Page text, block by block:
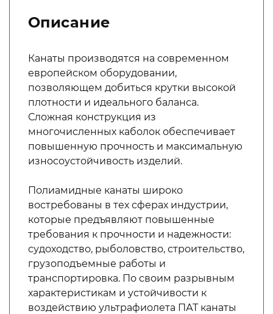
Описание
Канаты производятся на современном
европейском оборудовании,
позволяющем добиться крутки высокой
плотности и идеального баланса.
Сложная конструкция из
многочисленных каболок обеспечивает
повышенную прочность и максимальную
износоустойчивость изделий.
Полиамидные канаты широко
востребованы в тех сферах индустрии,
которые предъявляют повышенные
требования к прочности и надежности:
судоходство, рыболовство, строительство,
грузоподъемные работы и
транспортировка. По своим разрывным
характеристикам и устойчивости к
воздействию ультрафиолета ПАТ канаты